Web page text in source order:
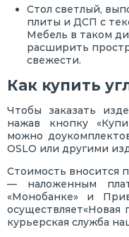
Стол светлый,
плиты и ДСП с
Мебель в таком
расширить
свежести.
Как купить
Чтобы заказать
нажав кнопку
можно
OSLO или другими
Стоимость вносится
— наложенным
«Монобанке» и
курьерская служба